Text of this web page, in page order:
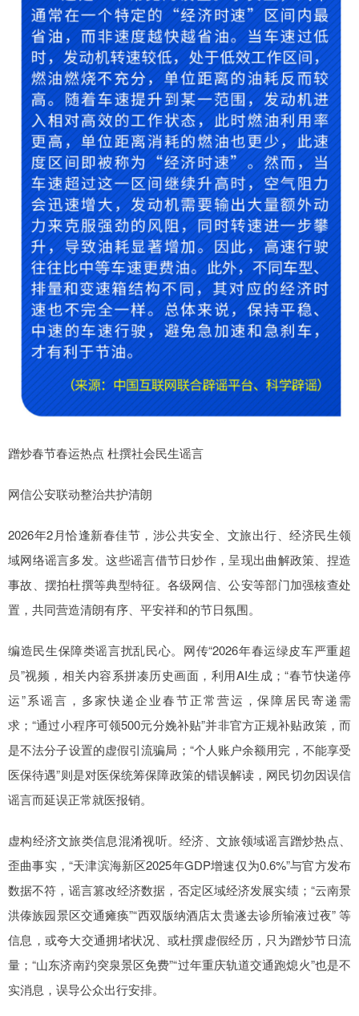
蹭炒春节春运热点 杜撰社会民生谣言
网信公安联动整治共护清朗
2026年2月恰逢新春佳节，涉公共安全、文旅出行、经济民生领
域网络谣言多发。这些谣言借节日炒作，呈现出曲解政策、捏造
事故、摆拍杜撰等典型特征。各级网信、公安等部门加强核查处
置，共同营造清朗有序、平安祥和的节日氛围。
编造民生保障类谣言扰乱民心。网传“2026年春运绿皮车严重超
员”视频，相关内容系拼凑历史画面，利用AI生成；“春节快递停
运”系谣言，多家快递企业春节正常营运，保障居民寄递需
求；“通过小程序可领500元分娩补贴”并非官方正规补贴政策，而
是不法分子设置的虚假引流骗局；“个人账户余额用完，不能享受
医保待遇”则是对医保统筹保障政策的错误解读，网民切勿因误信
谣言而延误正常就医报销。
虚构经济文旅类信息混淆视听。经济、文旅领域谣言蹭炒热点、
歪曲事实，“天津滨海新区2025年GDP增速仅为0.6%”与官方发布
数据不符，谣言篡改经济数据，否定区域经济发展实绩；“云南景
洪傣族园景区交通瘫痪”“西双版纳酒店太贵遂去诊所输液过夜” 等
信息，或夸大交通拥堵状况、或杜撰虚假经历，只为蹭炒节日流
量；“山东济南趵突泉景区免费”“过年重庆轨道交通跑熄火”也是不
实消息，误导公众出行安排。